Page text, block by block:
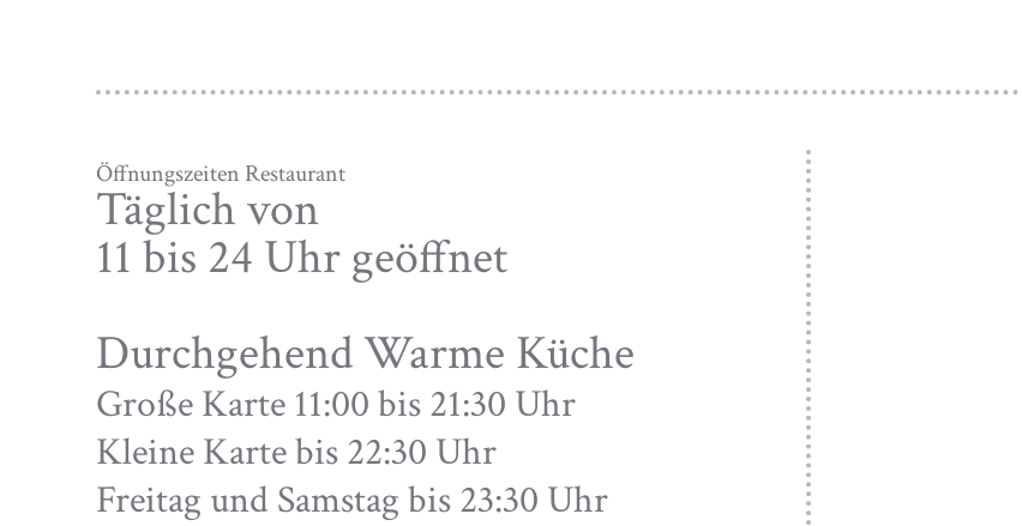
Öffnungszeiten Restaurant
Täglich von
11 bis 24 Uhr geöffnet
Durchgehend Warme Küche
Große Karte 11:00 bis 21:30 Uhr
Kleine Karte bis 22:30 Uhr
Freitag und Samstag bis 23:30 Uhr